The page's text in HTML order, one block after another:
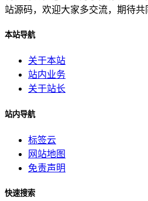
站源码，欢迎大家多交流，期待共
本站导航
关于本站
站内业务
关于站长
站内导航
标签云
网站地图
免责声明
快速搜索